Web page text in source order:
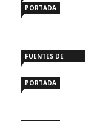
PORTADA
FUENTES DE
PORTADA